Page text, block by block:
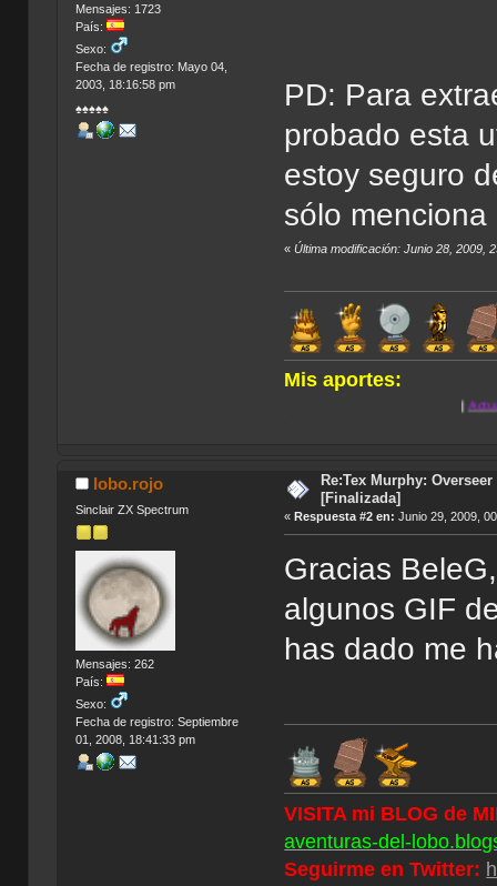
Mensajes: 1723
País:
Sexo:
Fecha de registro: Mayo 04,
2003, 18:16:58 pm
♠♠♠♠♠
PD: Para
probado esta
estoy seguro
sólo
«Última modificación: Junio 28, 2009,
Mis aportes:
|
lobo.rojo
Sinclair ZX Spectrum
Mensajes: 262
País:
Sexo:
Fecha de registro: Septiembre
01, 2008, 18:41:33 pm
Re:Tex Murphy:
[Finalizada]
« Respuesta #2 en: Junio 29, 2009,
Gracias
algunos GIF
has dado me
VISITA mi BLOG de
aventuras-del-
Seguirme en Twitter: